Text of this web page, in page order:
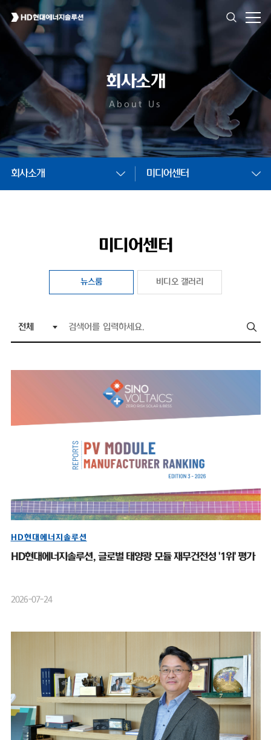
회사소개
About Us
회사소개 미디어센터
미디어센터
뉴스룸 비디오 갤러리
HD현대에너지솔루션
HD현대에너지솔루션, 글로벌 태양광 모듈 재무건전성 '1위' 평가
2026-07-24